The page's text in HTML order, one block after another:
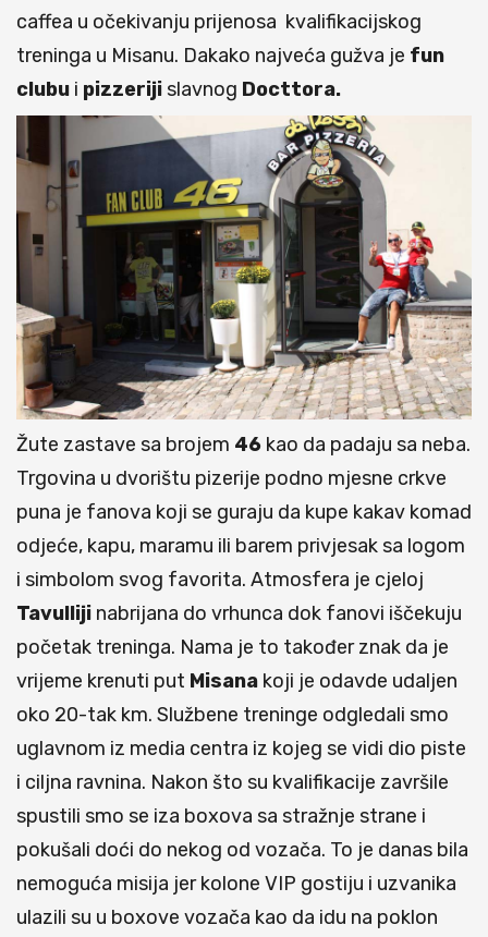
caffea u očekivanju prijenosa kvalifikacijskog
treninga u Misanu. Dakako najveća gužva je fun
clubu i pizzerijislavnog Docttora.
Žute zastave sa brojem 46 kao da padaju sa neba.
Trgovina u dvorištu pizerije podno mjesne crkve
puna je fanova koji se guraju da kupe kakav komad
odjeće, kapu, maramu ili barem privjesak sa logom
i simbolom svog favorita. Atmosfera je cjeloj
Tavulliji nabrijana do vrhunca dok fanovi iščekuju
početak treninga. Nama je to također znak da je
vrijeme krenuti put Misana koji je odavde udaljen
oko 20-tak km. Službene treninge odgledali smo
uglavnom iz media centra iz kojeg se vidi dio piste
i ciljna ravnina. Nakon što su kvalifikacije završile
spustili smo se iza boxova sa stražnje strane i
pokušali doći do nekog od vozača. To je danas bila
nemoguća misija jer kolone VIP gostiju i uzvanika
ulazili su u boxove vozača kao da idu na poklon